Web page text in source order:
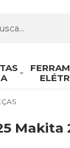
Makita